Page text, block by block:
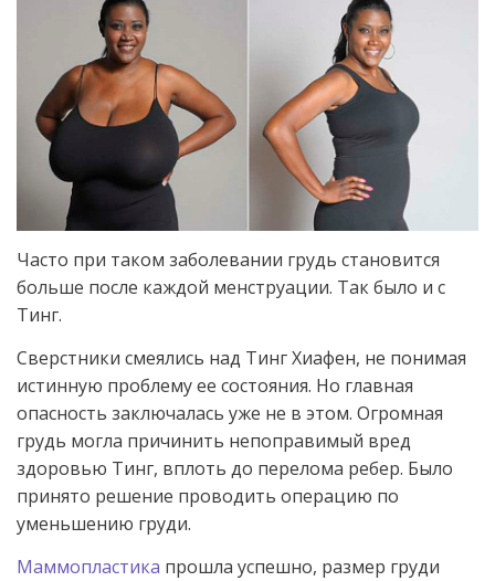
Часто при таком заболевании грудь становится
больше после каждой менструации. Так было и с
Тинг.
Сверстники смеялись над Тинг Хиафен, не понимая
истинную проблему ее состояния. Но главная
опасность заключалась уже не в этом. Огромная
грудь могла причинить непоправимый вред
здоровью Тинг, вплоть до перелома ребер. Было
принято решение проводить операцию по
уменьшению груди.
Маммопластика прошла успешно, размер груди